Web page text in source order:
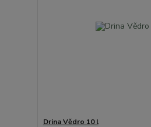
Drina Vědro 10 l